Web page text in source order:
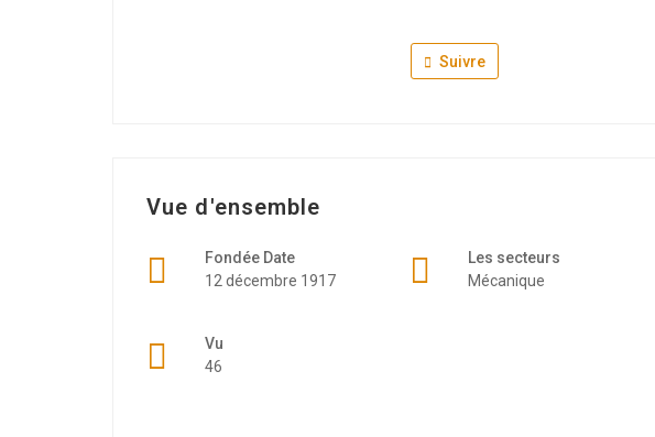
Suivre
Vue d'ensemble
Fondée Date
12 décembre 1917
Les secteurs
Mécanique
Vu
46